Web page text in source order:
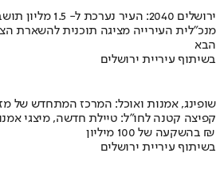
ירושלים 2040: העיר נערכת ל- 1.5 מליון תושבים
מנכ"לית העירייה מציגה תוכנית להשארת
הבא
בשיתוף עיריית ירושלים
שופינג, אמנות ואוכל: המרכז המתחדש של
קפיצה קטנה לחו"ל: טיילת חדשה, מיצגי
בהשקעה של 100 מיליון ₪
בשיתוף עיריית ירושלים